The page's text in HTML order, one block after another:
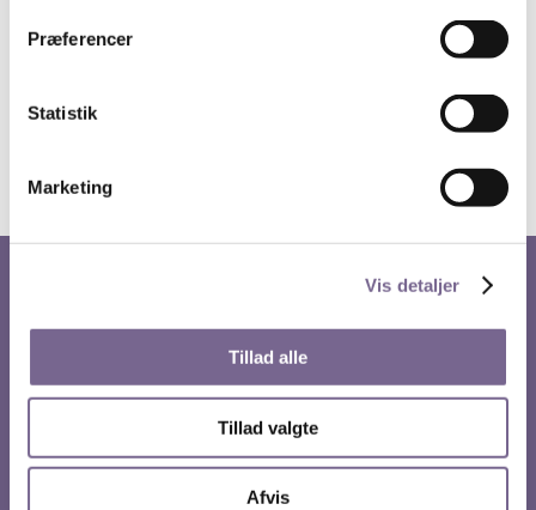
Præferencer
Statistik
Marketing
Vis detaljer
Tillad alle
Tillad valgte
Afvis
Kreds 1 – Dansk Journalistforbund
1202 København K
Telefontid: Mandag til fredag fra 10.00 – 15.00.